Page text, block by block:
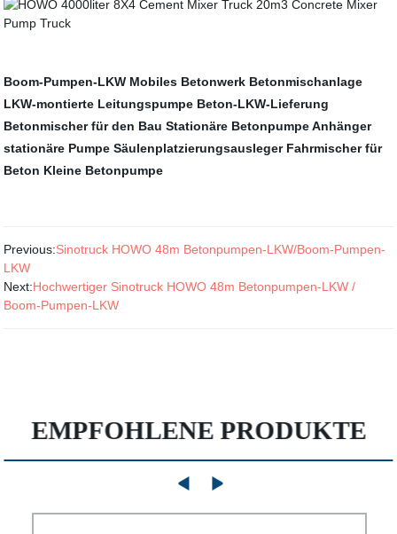
Boom-Pumpen-LKW Mobiles Betonwerk Betonmischanlage
LKW-montierte Leitungspumpe Beton-LKW-Lieferung
Betonmischer für den Bau Stationäre Betonpumpe Anhänger
stationäre Pumpe Säulenplatzierungsausleger Fahrmischer für
Beton Kleine Betonpumpe
Previous:Sinotruck HOWO 48m Betonpumpen-LKW/Boom-Pumpen-
LKW
Next:Hochwertiger Sinotruck HOWO 48m Betonpumpen-LKW /
Boom-Pumpen-LKW
EMPFOHLENE PRODUKTE